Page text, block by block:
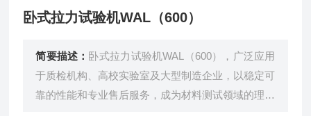
卧式拉力试验机WAL（600）
简要描述： 卧式拉力试验机WAL（600），广泛应用
于质检机构、高校实验室及大型制造企业，以稳定可
靠的性能和专业售后服务，成为材料测试领域的理想